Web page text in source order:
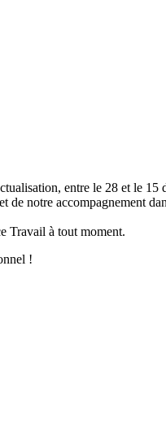
entre le 28 et le 15
notre accompagnement
Travail à tout moment.
!